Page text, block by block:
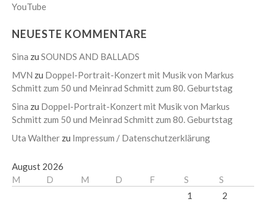
YouTube
NEUESTE KOMMENTARE
Sina zu SOUNDS AND BALLADS
MVN zu Doppel-Portrait-Konzert mit Musik von Markus
Schmitt zum 50 und Meinrad Schmitt zum 80. Geburtstag
Sina zu Doppel-Portrait-Konzert mit Musik von Markus
Schmitt zum 50 und Meinrad Schmitt zum 80. Geburtstag
Uta Walther zu Impressum / Datenschutzerklärung
August 2026
M
D M D F S
S
1
2